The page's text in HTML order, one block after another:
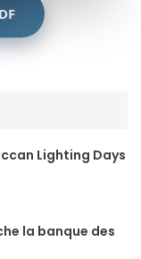
Lighting Days
la banque des